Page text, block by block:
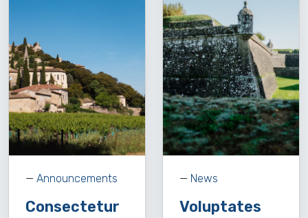
— Announcements
Consectetur
— News
Voluptates